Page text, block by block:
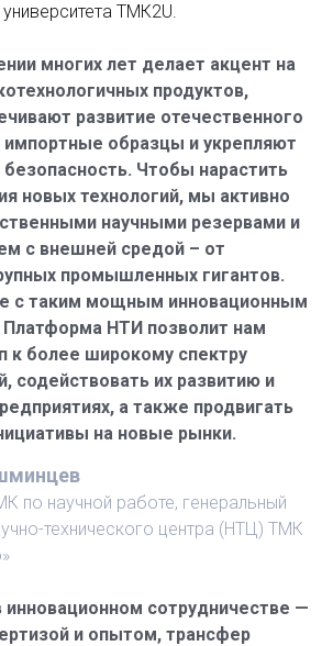
ТМК2U.
многих лет делает акцент на
продуктов,
развитие отечественного
образцы и укрепляют
Чтобы нарастить
новых технологий, мы активно
научными резервами и
с внешней средой – от
промышленных гигантов.
с таким мощным инновационным
Платформа НТИ позволит нам
к более широкому спектру
содействовать их развитию и
а также продвигать
на новые рынки.
по научной работе, генеральный
технического центра (НТЦ) ТМК
сотрудничестве —
и опытом, трансфер